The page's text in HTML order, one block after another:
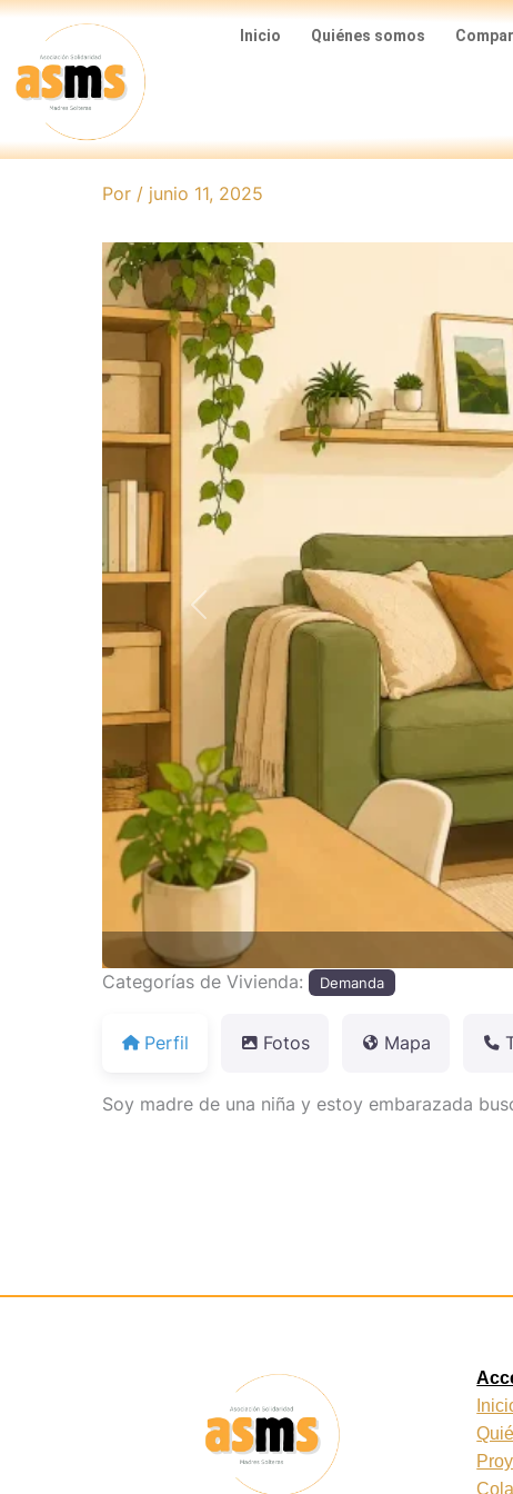
Ir
contenido
Inicio Quiénes somos
Por / junio 11, 2025
Anterior
Categorías de Vivienda: Demanda
Perfil Fotos Mapa
Soy madre de una niña y estoy embarazada